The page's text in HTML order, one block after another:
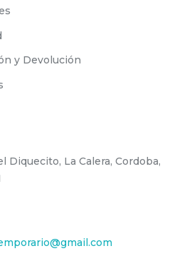
y Devolución
Diquecito, La Calera, Cordoba,